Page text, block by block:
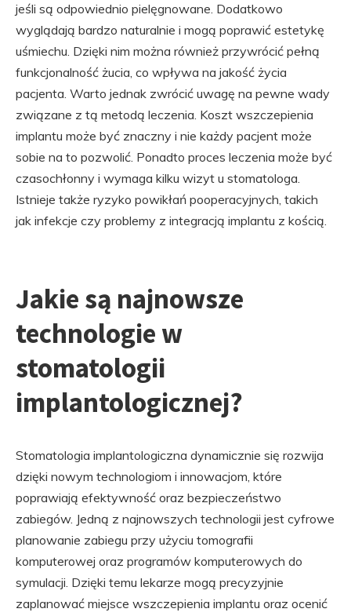
jeśli są odpowiednio pielęgnowane. Dodatkowo
wyglądają bardzo naturalnie i mogą poprawić estetykę
uśmiechu. Dzięki nim można również przywrócić pełną
funkcjonalność żucia, co wpływa na jakość życia
pacjenta. Warto jednak zwrócić uwagę na pewne wady
związane z tą metodą leczenia. Koszt wszczepienia
implantu może być znaczny i nie każdy pacjent może
sobie na to pozwolić. Ponadto proces leczenia może być
czasochłonny i wymaga kilku wizyt u stomatologa.
Istnieje także ryzyko powikłań pooperacyjnych, takich
jak infekcje czy problemy z integracją implantu z kością.
Jakie są najnowsze
technologie w
stomatologii
implantologicznej?
Stomatologia implantologiczna dynamicznie się rozwija
dzięki nowym technologiom i innowacjom, które
poprawiają efektywność oraz bezpieczeństwo
zabiegów. Jedną z najnowszych technologii jest cyfrowe
planowanie zabiegu przy użyciu tomografii
komputerowej oraz programów komputerowych do
symulacji. Dzięki temu lekarze mogą precyzyjnie
zaplanować miejsce wszczepienia implantu oraz ocenić